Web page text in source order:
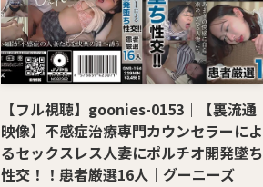
【フル視聴】goonies-0153｜【裏流通
映像】不感症治療専門カウンセラーによ
るセックスレス人妻にポルチオ開発墜ち
性交！！患者厳選16人｜グーニーズ